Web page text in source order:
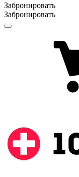
Забронировать
Забронировать